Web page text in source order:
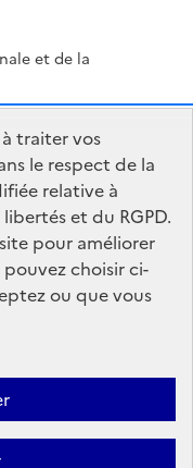
et de la
et de la
Connexion
cookies
à traiter vos
le respect de la
relative à
et du RGPD.
pour améliorer
choisir ci-
ou que vous